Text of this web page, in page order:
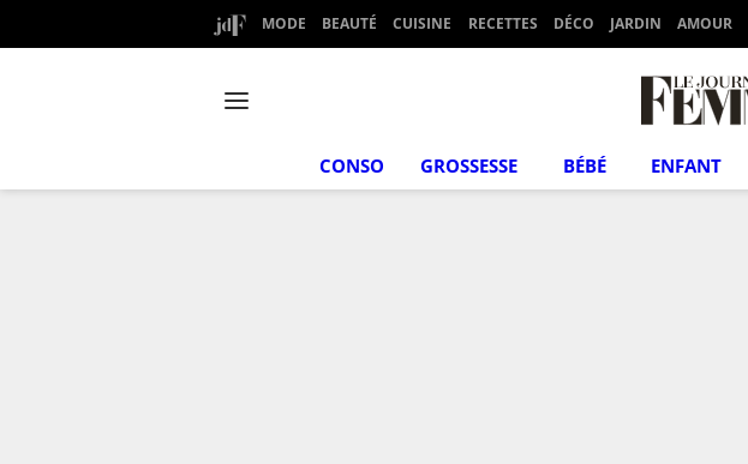
MODE BEAUTÉ CUISINE RECETTES DÉCO JARDIN AMOUR
CONSO GROSSESSE BÉBÉ ENFANT